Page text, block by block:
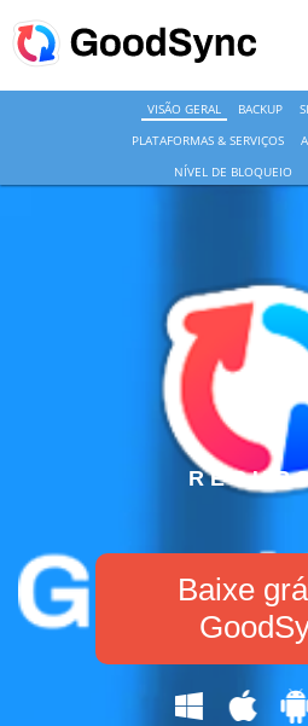
COMPRAR AGORA
VISÃO GERAL BACKUP
PLATAFORMAS & SERVIÇOS
NÍVEL DE BLOQUEIO
R E C U R
Baixe